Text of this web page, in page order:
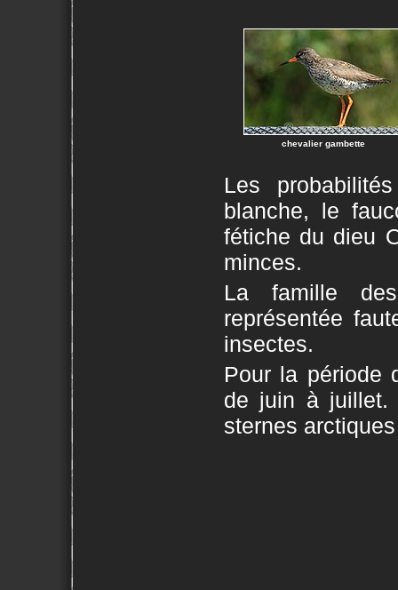
chevalier gambette
Les
blanche, le
fétiche du dieu
minces.
La famille
représentée
insectes.
Pour la période
de juin à juillet.
sternes